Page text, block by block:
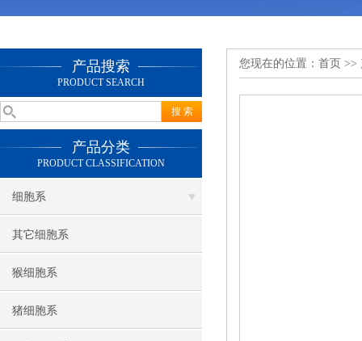
产品搜索
PRODUCT SEARCH
产品分类
PRODUCT CLASSIFICATION
细胞系
其它细胞系
猴细胞系
猪细胞系
您现在的位置： 首页 >>